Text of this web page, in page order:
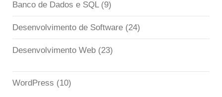
Banco de Dados e SQL(9)
Desenvolvimento de Software (24)
Desenvolvimento Web (23)
WordPress (10)